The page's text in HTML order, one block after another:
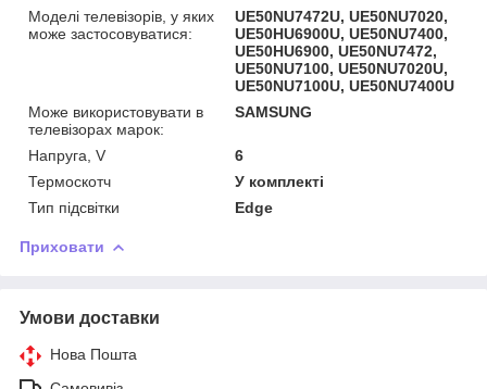
Моделі телевізорів, у яких
може застосовуватися:
UE50NU7472U, UE50NU7020,
UE50HU6900U, UE50NU7400,
UE50HU6900, UE50NU7472,
UE50NU7100, UE50NU7020U,
UE50NU7100U, UE50NU7400U
Може використовувати в
телевізорах марок:
SAMSUNG
Напруга, V
6
Термоскотч
У комплекті
Тип підсвітки
Edge
Приховати
Умови доставки
Нова Пошта